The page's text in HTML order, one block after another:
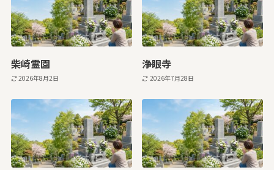
柴崎霊園
2026年8月2日
浄眼寺
2026年7月28日